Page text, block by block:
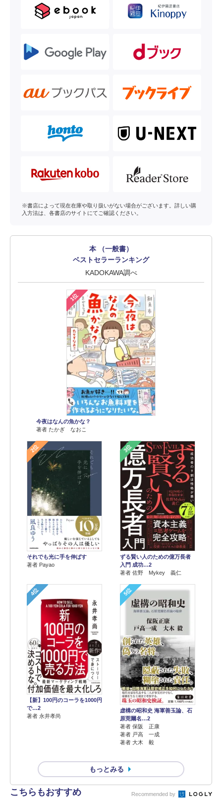
※書店によって現在在庫や取り扱いがない場合がございます。詳しい購
入方法は、各書店のサイトにてご確認ください。
本 （一般書）
ベストセラーランキング
KADOKAWA調べ
1位
今夜はなんの魚かな？
著者 たかぎ なおこ
2位
それでも光に手を伸ばす
著者 Payao
3位
ずる賢い人のための億万長者
入門 成功…2
著者 佐野 Mykey 義仁
4位
【新】100円のコーラを1000円
で…2
著者 永井孝尚
5位
虚構の昭和史 海軍善玉論、石
原莞爾名…2
著者 保阪 正康
著者 戸高 一成
著者 大木 毅
もっとみる
こちらもおすすめ Recommended by